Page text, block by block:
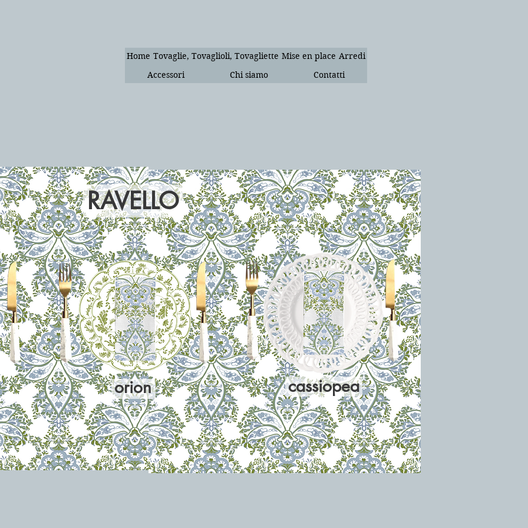
Home Tovaglie, Tovaglioli, Tovagliette Mise en place Arredi
Accessori
Chi siamo Contatti
RAVELLO
orion cassiopea